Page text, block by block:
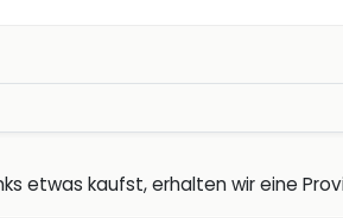
etwas kaufst, erhalten wir eine